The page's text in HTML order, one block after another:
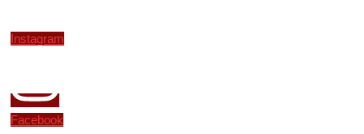
Instagram
Facebook